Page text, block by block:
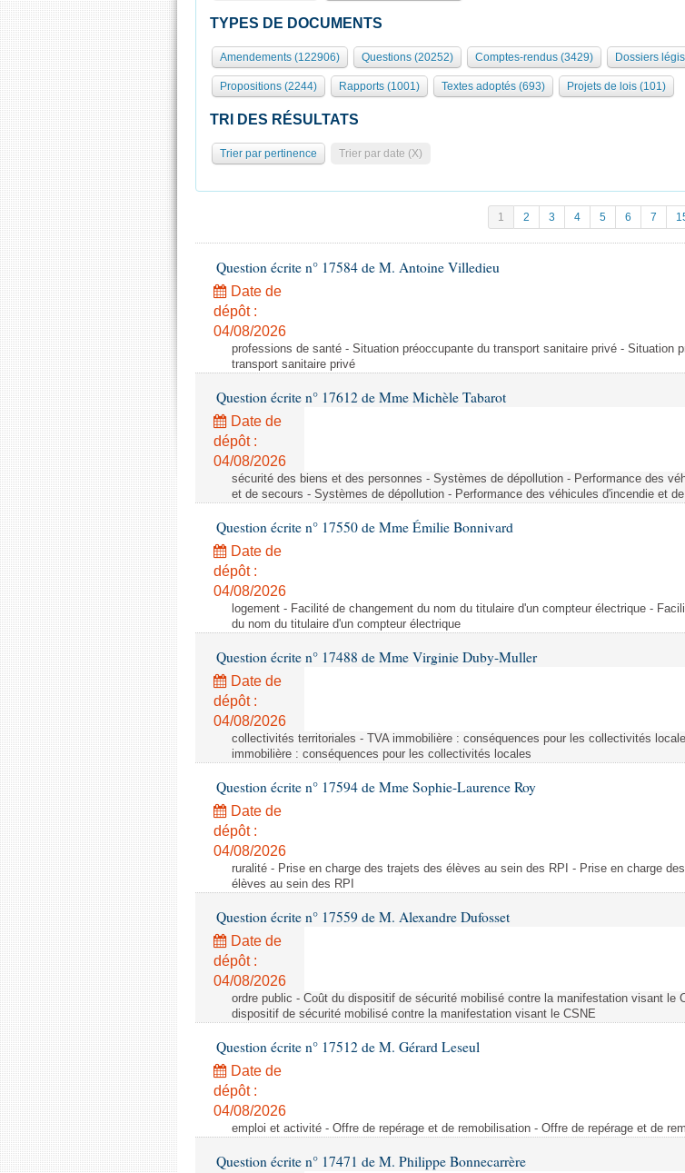
TYPES DE DOCUMENTS
Amendements (122906) Questions (20252) Comptes-rendus (3429) Dossiers
Propositions (2244) Rapports (1001) Textes adoptés (693) Projets de lois (101)
TRI DES RÉSULTATS
Trier par pertinence Trier par date (X)
1 2 3 4 5 6 7
Question écrite n° 17584 de M. Antoine Villedieu
Date de
dépôt :
04/08/2026
professions de santé - Situation préoccupante du transport sanitaire privé - Situation
transport sanitaire privé
Question écrite n° 17612 de Mme Michèle Tabarot
Date de
dépôt :
04/08/2026
sécurité des biens et des personnes - Systèmes de dépollution - Performance des
et de secours - Systèmes de dépollution - Performance des véhicules d'incendie et
Question écrite n° 17550 de Mme Émilie Bonnivard
Date de
dépôt :
04/08/2026
logement - Facilité de changement du nom du titulaire d'un compteur électrique -
du nom du titulaire d'un compteur électrique
Question écrite n° 17488 de Mme Virginie Duby-Muller
Date de
dépôt :
04/08/2026
collectivités territoriales - TVA immobilière : conséquences pour les collectivités
immobilière : conséquences pour les collectivités locales
Question écrite n° 17594 de Mme Sophie-Laurence Roy
Date de
dépôt :
04/08/2026
ruralité - Prise en charge des trajets des élèves au sein des RPI - Prise en charge
élèves au sein des RPI
Question écrite n° 17559 de M. Alexandre Dufosset
Date de
dépôt :
04/08/2026
ordre public - Coût du dispositif de sécurité mobilisé contre la manifestation visant le
dispositif de sécurité mobilisé contre la manifestation visant le CSNE
Question écrite n° 17512 de M. Gérard Leseul
Date de
dépôt :
04/08/2026
emploi et activité - Offre de repérage et de remobilisation - Offre de repérage et de
Question écrite n° 17471 de M. Philippe Bonnecarrère